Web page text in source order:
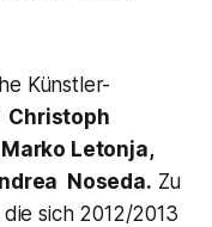
Künstler-
Christoph
Letonja,
Noseda. Zu
sich 2012/2013